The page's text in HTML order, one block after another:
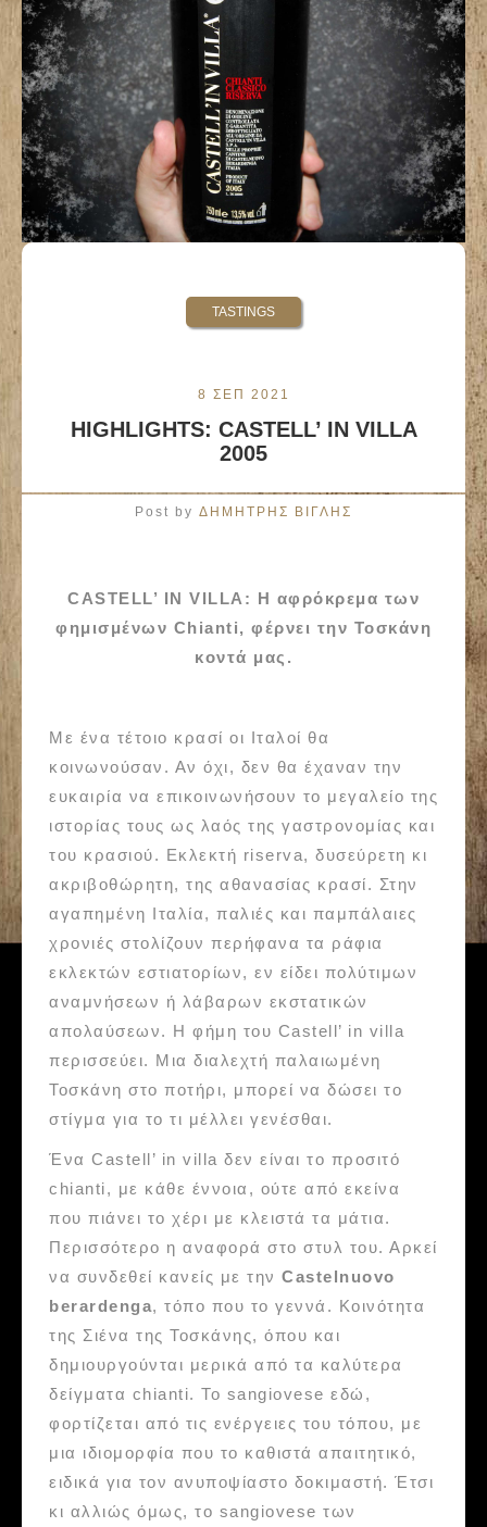
TASTINGS
8 ΣΕΠ 2021
HIGHLIGHTS: CASTELL’ IN VILLA
2005
Post by ΔΗΜΗΤΡΗΣ ΒΙΓΛΗΣ
CASTELL’ IN VILLA: Η αφρόκρεμα των
φημισμένων Chianti, φέρνει την Τοσκάνη
κοντά μας.
Με ένα τέτοιο κρασί οι Ιταλοί θα
κοινωνούσαν. Αν όχι, δεν θα έχαναν την
ευκαιρία να επικοινωνήσουν το μεγαλείο της
ιστορίας τους ως λαός της γαστρονομίας και
του κρασιού. Εκλεκτή riserva, δυσεύρετη κι
ακριβοθώρητη, της αθανασίας κρασί. Στην
αγαπημένη Ιταλία, παλιές και παμπάλαιες
χρονιές στολίζουν περήφανα τα ράφια
εκλεκτών εστιατορίων, εν είδει πολύτιμων
αναμνήσεων ή λάβαρων εκστατικών
απολαύσεων. Η φήμη του Castell’ in villa
περισσεύει. Μια διαλεχτή παλαιωμένη
Τοσκάνη στο ποτήρι, μπορεί να δώσει το
στίγμα για το τι μέλλει γενέσθαι.
Ένα Castell’ in villa δεν είναι το προσιτό
chianti, με κάθε έννοια, ούτε από εκείνα
που πιάνει το χέρι με κλειστά τα μάτια.
Περισσότερο η αναφορά στο στυλ του. Αρκεί
να συνδεθεί κανείς με την Castelnuovo
berardenga, τόπο που το γεννά. Κοινότητα
της Σιένα της Τοσκάνης, όπου και
δημιουργούνται μερικά από τα καλύτερα
δείγματα chianti. Το sangiovese εδώ,
φορτίζεται από τις ενέργειες του τόπου, με
μια ιδιομορφία που το καθιστά απαιτητικό,
ειδικά για τον ανυποψίαστο δοκιμαστή. Έτσι
κι αλλιώς όμως, το sangiovese των